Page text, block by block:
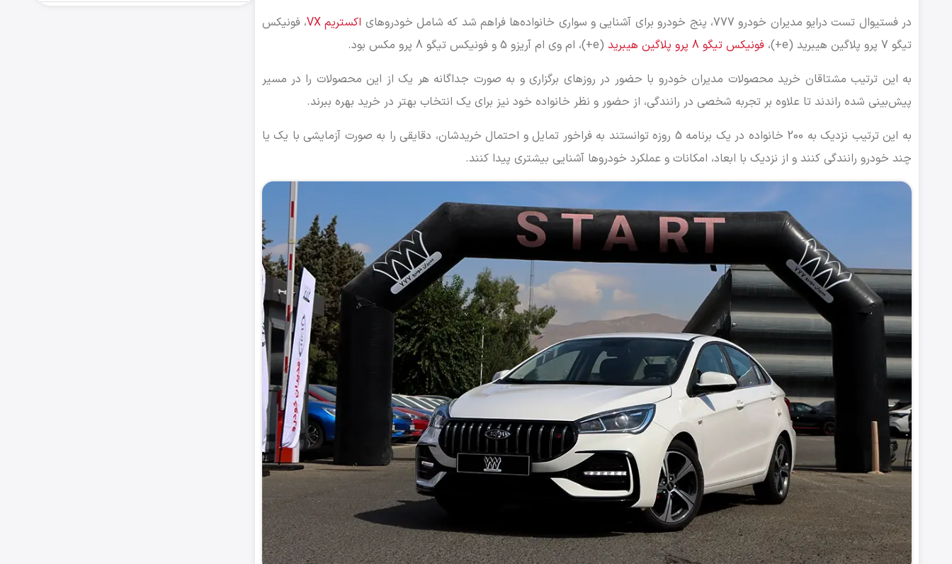
در فستیوال تست درایو مدیران خودرو 777، پنج خودرو برای آشنایی و سواری خانواده‌ها فراهم شد که شامل خودروهای اکستریم VX
، فونیکس
تیگو 7 پرو پلاگین هیبرید (e+)،
فونیکس تیگو 8 پرو پلاگین هیبرید
(e+)، ام وی ام آریزو 5 و فونیکس تیگو 8 پرو مکس بود.
به این ترتیب مشتاقان خرید محصولات مدیران خودرو با حضور در روزهای برگزاری و به صورت جداگانه هر یک از این محصولات را در مسیر
پیش‌بینی شده راندند تا علاوه بر تجربه شخصی در رانندگی، از حضور و نظر خانواده خود نیز برای یک انتخاب بهتر در خرید بهره ببرند.
به این ترتیب نزدیک به 200 خانواده در یک برنامه 5 روزه توانستند به فراخور تمایل و احتمال خریدشان، دقایقی را به صورت آزمایشی با یک یا
چند خودرو رانندگی کنند و از نزدیک با ابعاد، امکانات و عملکرد خودروها آشنایی بیشتری پیدا کنند.